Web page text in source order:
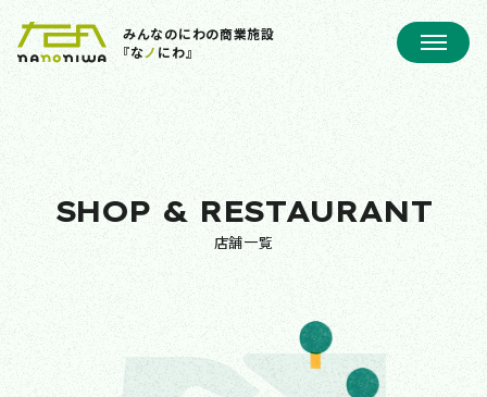
みんなのにわの商業施設
『なノ にわ』
SHOP & RESTAURANT
店舗一覧